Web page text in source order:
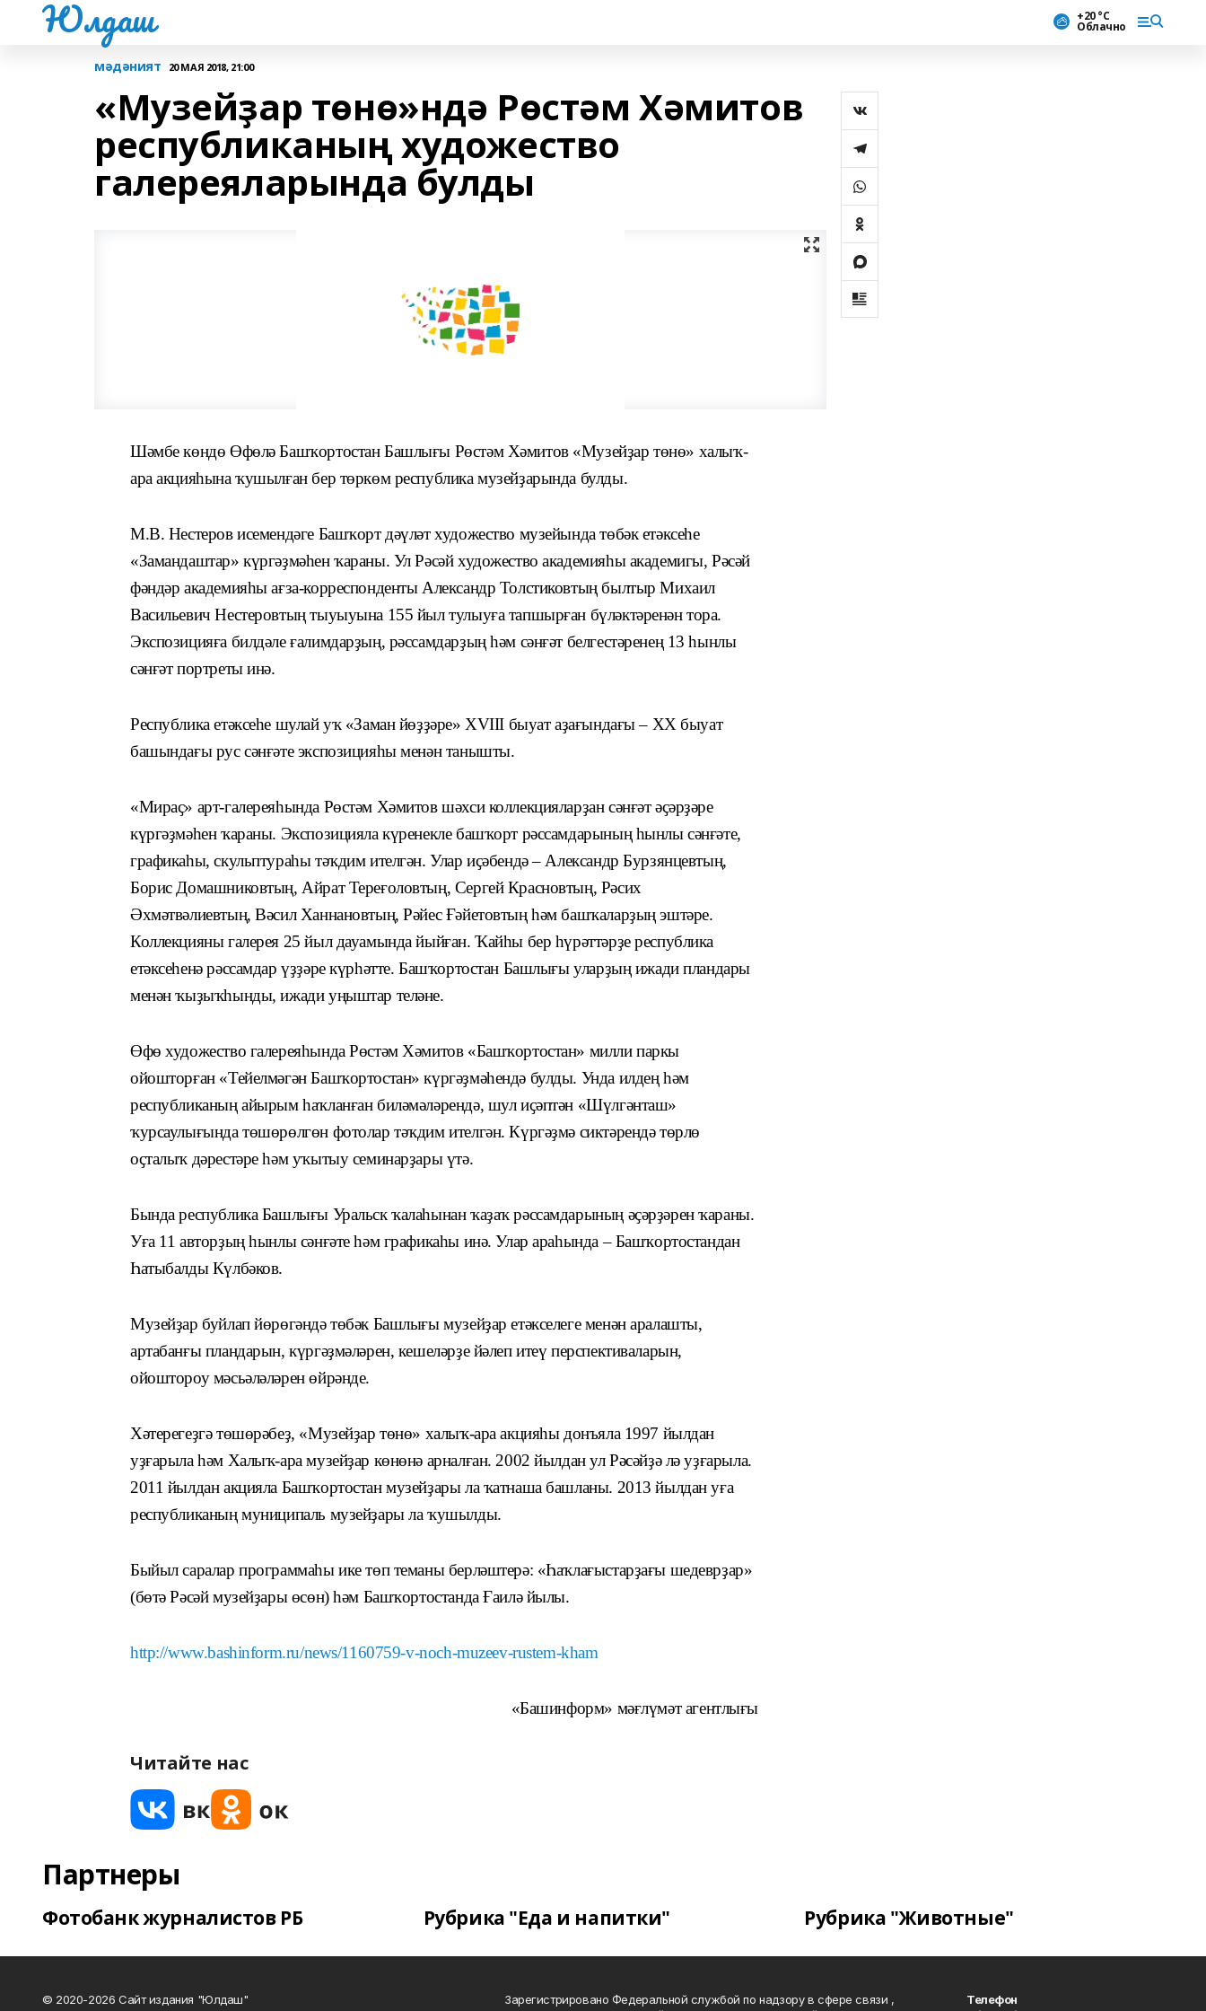
Юлдаш +20 °С
Облачно
мәдәният 20 МАЯ 2018, 21:00
«Музейҙар төнө»ндә Рөстәм Хәмитов
республиканың художество
галереяларында булды
Шәмбе көндө Өфөлә Башҡортостан Башлығы Рөстәм Хәмитов «Музейҙар төнө» халыҡ-
ара акцияһына ҡушылған бер төркөм республика музейҙарында булды.
М.В. Нестеров исемендәге Башҡорт дәүләт художество музейында төбәк етәксеһе
«Замандаштар» күргәҙмәһен ҡараны. Ул Рәсәй художество академияһы академигы, Рәсәй
фәндәр академияһы ағза-корреспонденты Александр Толстиковтың былтыр Михаил
Васильевич Нестеровтың тыуыуына 155 йыл тулыуға тапшырған бүләктәренән тора.
Экспозицияға билдәле ғалимдарҙың, рәссамдарҙың һәм сәнғәт белгестәренең 13 һынлы
сәнғәт портреты инә.
Республика етәксеһе шулай уҡ «Заман йөҙҙәре» XVIII быуат аҙағындағы – XX быуат
башындағы рус сәнғәте экспозицияһы менән танышты.
«Мираҫ» арт-галереяһында Рөстәм Хәмитов шәхси коллекцияларҙан сәнғәт әҫәрҙәре
күргәҙмәһен ҡараны. Экспозицияла күренекле башҡорт рәссамдарының һынлы сәнғәте,
графикаһы, скульптураһы тәҡдим ителгән. Улар иҫәбендә – Александр Бурзянцевтың,
Борис Домашниковтың, Айрат Тереғоловтың, Сергей Красновтың, Рәсих
Әхмәтвәлиевтың, Вәсил Ханнановтың, Рәйес Ғәйетовтың һәм башҡаларҙың эштәре.
Коллекцияны галерея 25 йыл дауамында йыйған. Ҡайһы бер һүрәттәрҙе республика
етәксеһенә рәссамдар үҙҙәре күрһәтте. Башҡортостан Башлығы уларҙың ижади пландары
менән ҡыҙыҡһынды, ижади уңыштар теләне.
Өфө художество галереяһында Рөстәм Хәмитов «Башҡортостан» милли паркы
ойошторған «Тейелмәгән Башҡортостан» күргәҙмәһендә булды. Унда илдең һәм
республиканың айырым һаҡланған биләмәләрендә, шул иҫәптән «Шүлгәнташ»
ҡурсаулығында төшөрөлгөн фотолар тәҡдим ителгән. Күргәҙмә сиктәрендә төрлө
оҫталыҡ дәрестәре һәм уҡытыу семинарҙары үтә.
Бында республика Башлығы Уральск ҡалаһынан ҡаҙаҡ рәссамдарының әҫәрҙәрен ҡараны.
Уға 11 авторҙың һынлы сәнғәте һәм графикаһы инә. Улар араһында – Башҡортостандан
Һатыбалды Күлбәков.
Музейҙар буйлап йөрөгәндә төбәк Башлығы музейҙар етәкселеге менән аралашты,
артабанғы пландарын, күргәҙмәләрен, кешеләрҙе йәлеп итеү перспективаларын,
ойоштороу мәсьәләләрен өйрәнде.
Хәтерегеҙгә төшөрәбеҙ, «Музейҙар төнө» халыҡ-ара акцияһы донъяла 1997 йылдан
уҙғарыла һәм Халыҡ-ара музейҙар көнөнә арналған. 2002 йылдан ул Рәсәйҙә лә уҙғарыла.
2011 йылдан акцияла Башҡортостан музейҙары ла ҡатнаша башланы. 2013 йылдан уға
республиканың муниципаль музейҙары ла ҡушылды.
Быйыл саралар программаһы ике төп теманы берләштерә: «Һаҡлағыстарҙағы шедеврҙар»
(бөтә Рәсәй музейҙары өсөн) һәм Башҡортостанда Ғаилә йылы.
http://www.bashinform.ru/news/1160759-v-noch-muzeev-rustem-kham
«Башинформ» мәғлүмәт агентлығы
Читайте нас
Партнеры
Фотобанк журналистов РБ Рубрика "Еда и напитки" Рубрика "Животные"
© 2020-2026 Сайт издания "Юлдаш"
Зарегистрировано Федеральной службой по надзору в сфере связи ,
Телефон